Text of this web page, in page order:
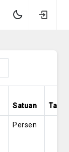
Satuan
Persen